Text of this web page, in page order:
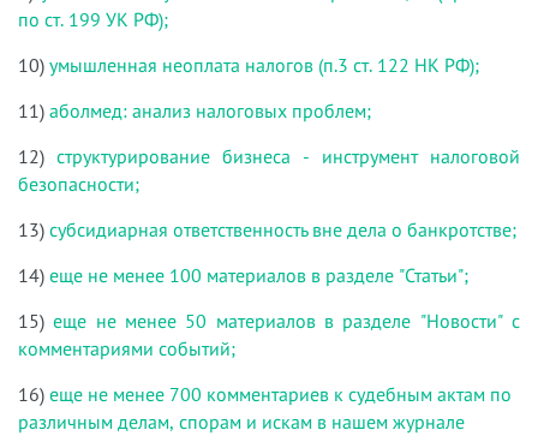
по ст. 199 УК РФ);
10) умышленная неоплата налогов (п.3 ст. 122 НК РФ);
11) аболмед: анализ налоговых проблем;
12) структурирование бизнеса - инструмент налоговой
безопасности;
13) субсидиарная ответственность вне дела о банкротстве;
14) еще не менее 100 материалов в разделе "Статьи";
15)еще не менее 50 материалов в разделе "Новости" с
комментариями событий;
16) еще не менее 700 комментариев к судебным актам по
различным делам, спорам и искам в нашем журнале